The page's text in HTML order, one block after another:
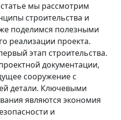
мы рассмотрим
строительства и
поделимся полезными
реализации проекта.
этап строительства.
документации,
сооружение с
детали. Ключевыми
являются экономия
и